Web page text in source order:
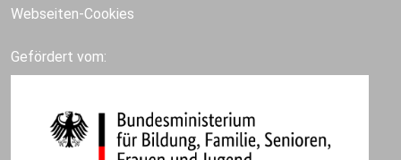
Webseiten-Cookies
Gefördert vom: